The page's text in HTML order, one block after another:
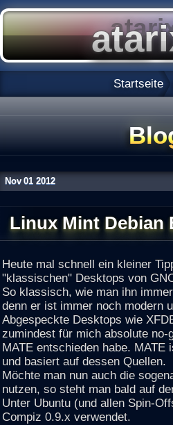
Startseite
Nov 01 2012
Linux Mint Debian
Heute mal schnell ein kleiner
"klassischen" Desktops von
So klassisch, wie man ihn
denn er ist immer noch modern
Abgespeckte Desktops wie
zumindest für mich absolute
MATE entschieden habe.
und basiert auf dessen Quellen.
Möchte man nun auch die
nutzen, so steht man bald auf
Unter Ubuntu (und allen Spin-
Compiz 0.9.x verwendet.